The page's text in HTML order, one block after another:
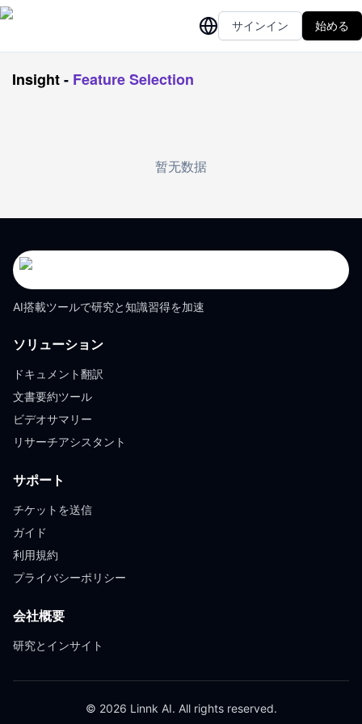
サインイン 始める
Insight- Feature Selection
暂无数据
AI搭載ツールで研究と知識習得を加速
ソリューション
ドキュメント翻訳
文書要約ツール
ビデオサマリー
リサーチアシスタント
サポート
チケットを送信
ガイド
利用規約
プライバシーポリシー
会社概要
研究とインサイト
© 2026 Linnk AI. All rights reserved.